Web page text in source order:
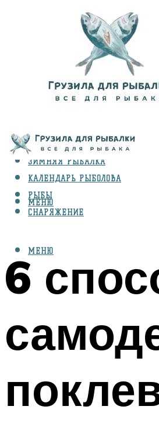
ВИДЫ ЛОВЛИ
ЗИМНЯЯ РЫБАЛКА
КАЛЕНДАРЬ РЫБОЛОВА
РЫБЫ
СНАРЯЖЕНИЕ
МЕНЮ
МЕНЮ
6